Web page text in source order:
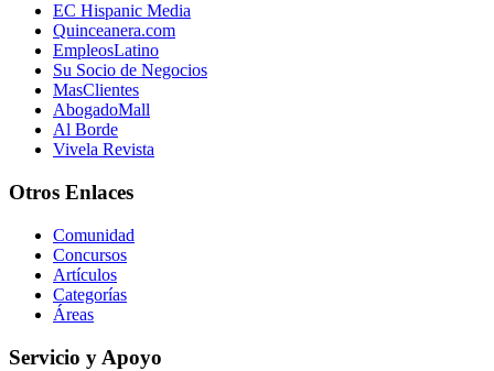
EC Hispanic Media
Quinceanera.com
EmpleosLatino
Su Socio de Negocios
MasClientes
AbogadoMall
Al Borde
Vivela Revista
Otros Enlaces
Comunidad
Concursos
Artículos
Categorías
Áreas
Servicio y Apoyo